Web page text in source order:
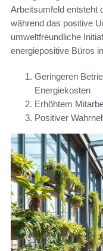
Arbeitsumfeld entsteht
während das positive
umweltfreundliche
energiepositive Büros
Geringeren
Energiekosten
Erhöhtem
Positiver